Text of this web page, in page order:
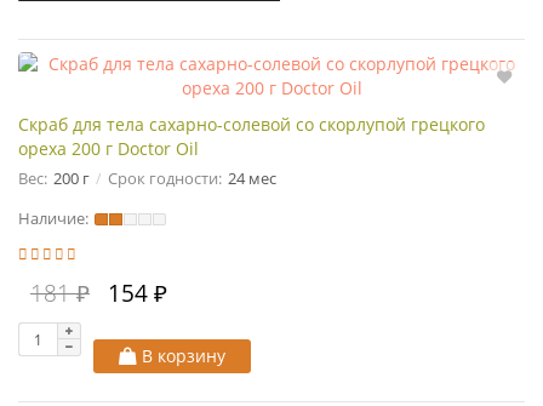
Скраб для тела сахарно-солевой со скорлупой грецкого
ореха 200 г Doctor Oil
Вес: 200 г Срок годности: 24 мес
Наличие:
181 ₽ 154 ₽
В корзину